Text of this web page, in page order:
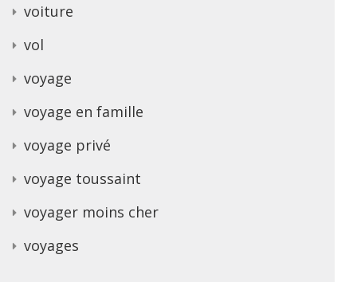
voiture
vol
voyage
voyage en famille
voyage privé
voyage toussaint
voyager moins cher
voyages